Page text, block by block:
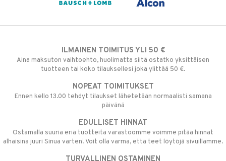
ILMAINEN TOIMITUS YLI 50 €
Aina maksuton vaihtoehto, huolimatta siitä ostatko yksittäisen
tuotteen tai koko tilauksellesi joka ylittää 50 €.
NOPEAT TOIMITUKSET
Ennen kello 13.00 tehdyt tilaukset lähetetään normaalisti samana
päivänä
EDULLISET HINNAT
Ostamalla suuria eriä tuotteita varastoomme voimme pitää hinnat
alhaisina juuri Sinua varten! Voit olla varma, että teet löytöjä sivuillamme.